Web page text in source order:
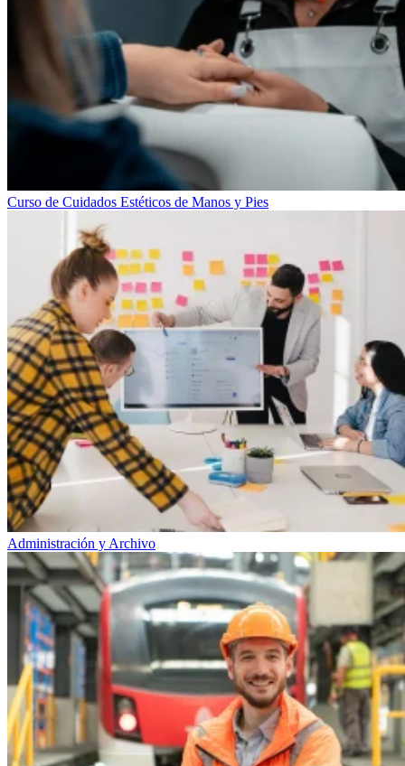
Curso de Cuidados Estéticos de Manos y Pies
Administración y Archivo